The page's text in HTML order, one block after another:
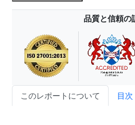
品質と信頼の
このレポートについて 目次